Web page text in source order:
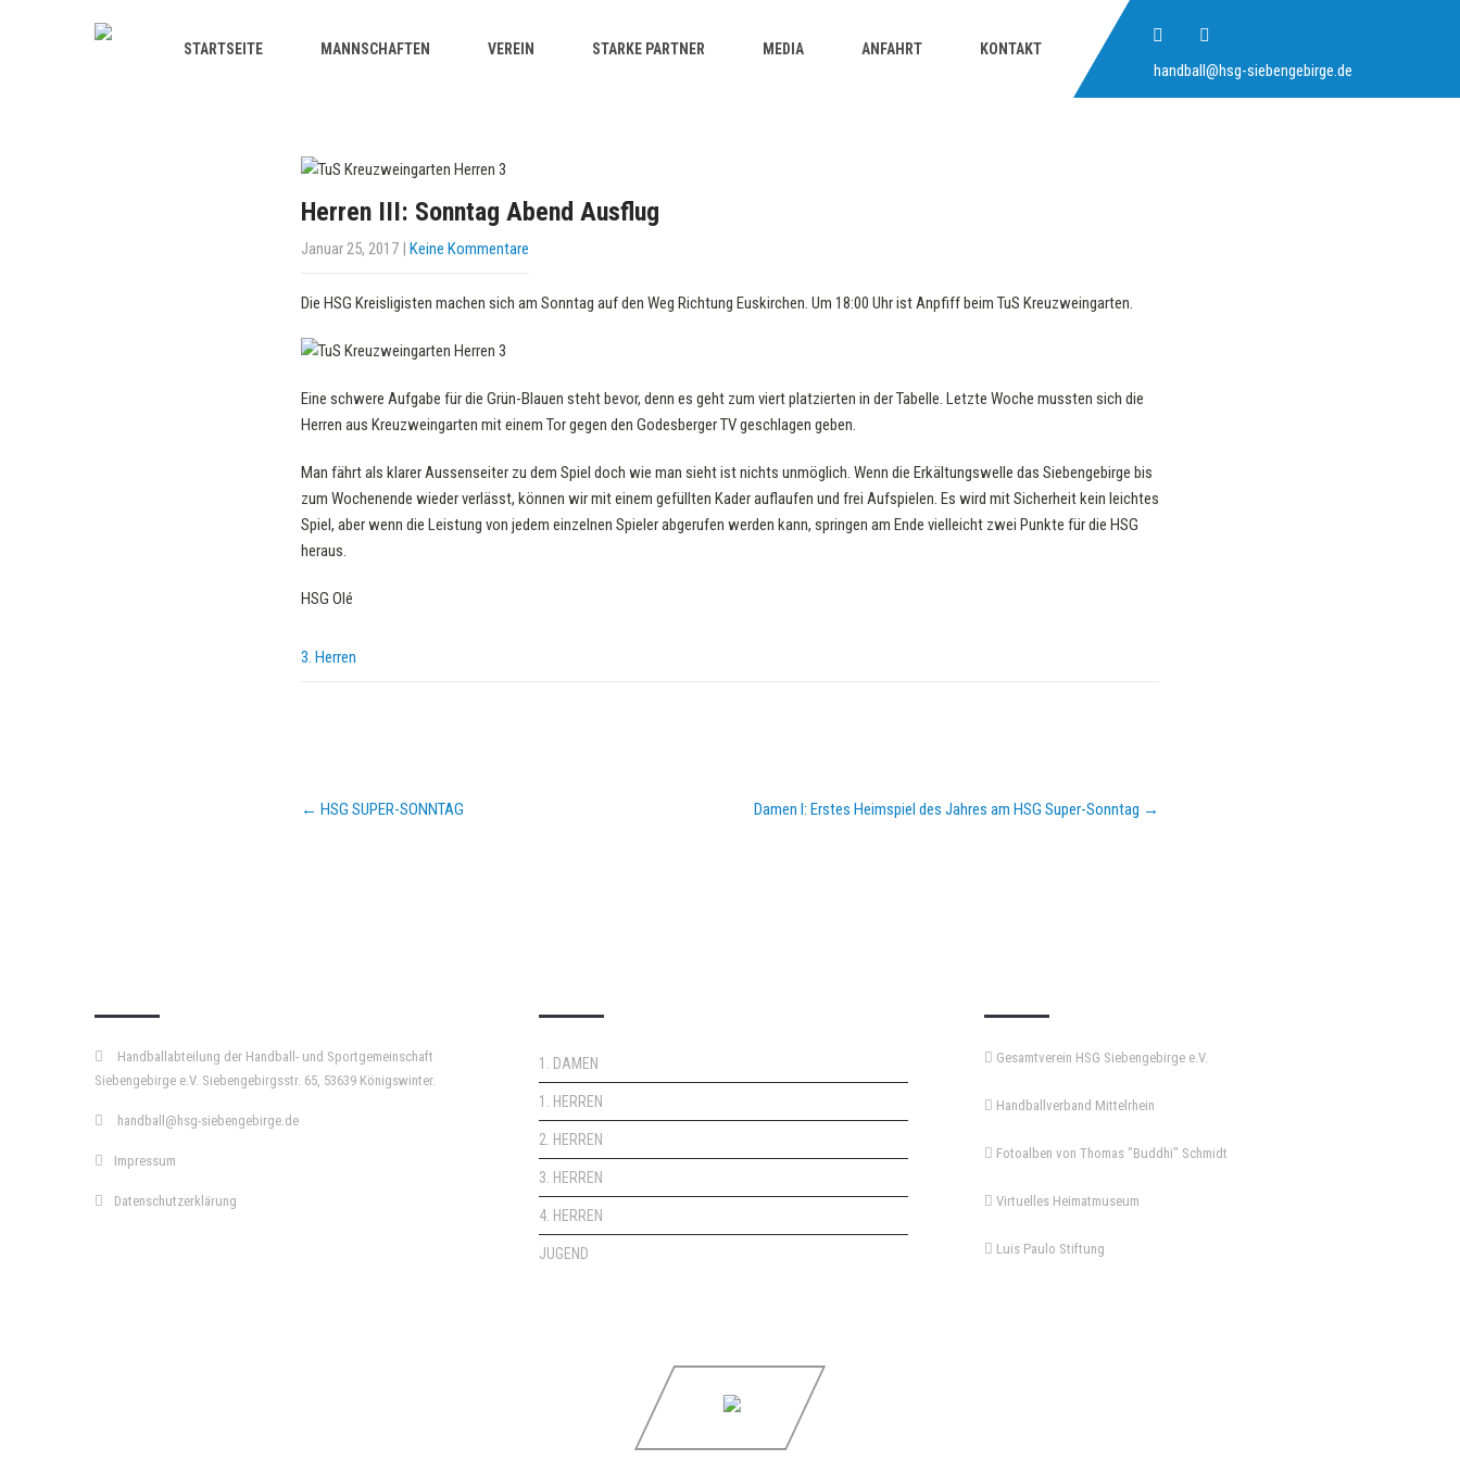
handball@hsg-siebengebirge.de
STARTSEITE MANNSCHAFTEN VEREIN STARKE PARTNER MEDIA ANFAHRT KONTAKT
Herren III: Sonntag Abend Ausflug
Januar 25, 2017 | Keine Kommentare
Die HSG Kreisligisten machen sich am Sonntag auf den Weg Richtung Euskirchen. Um 18:00 Uhr ist Anpfiff beim TuS Kreuzweingarten.
Eine schwere Aufgabe für die Grün-Blauen steht bevor, denn es geht zum viert platzierten in der Tabelle. Letzte Woche mussten sich die
Herren aus Kreuzweingarten mit einem Tor gegen den Godesberger TV geschlagen geben.
Man fährt als klarer Aussenseiter zu dem Spiel doch wie man sieht ist nichts unmöglich. Wenn die Erkältungswelle das Siebengebirge bis
zum Wochenende wieder verlässt, können wir mit einem gefüllten Kader auflaufen und frei Aufspielen. Es wird mit Sicherheit kein leichtes
Spiel, aber wenn die Leistung von jedem einzelnen Spieler abgerufen werden kann, springen am Ende vielleicht zwei Punkte für die HSG
heraus.
HSG Olé
3. Herren
Post
navigation
← HSG SUPER-SONNTAG Damen I: Erstes Heimspiel des Jahres am HSG Super-Sonntag →
Handballabteilung der Handball- und Sportgemeinschaft
Siebengebirge e.V. Siebengebirgsstr. 65, 53639 Königswinter.
handball@hsg-siebengebirge.de
Impressum
Datenschutzerklärung
1. DAMEN
1. HERREN
2. HERREN
3. HERREN
4. HERREN
JUGEND
Gesamtverein HSG Siebengebirge e.V.
Handballverband Mittelrhein
Fotoalben von Thomas "Buddhi" Schmidt
Virtuelles Heimatmuseum
Luis Paulo Stiftung